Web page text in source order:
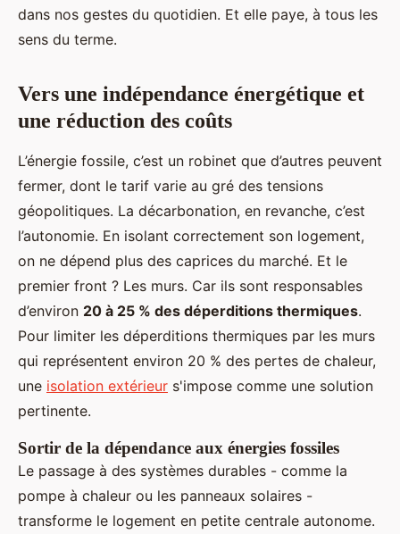
dans nos gestes du quotidien. Et elle paye, à tous les
sens du terme.
Vers une indépendance énergétique et
une réduction des coûts
L’énergie fossile, c’est un robinet que d’autres peuvent
fermer, dont le tarif varie au gré des tensions
géopolitiques. La décarbonation, en revanche, c’est
l’autonomie. En isolant correctement son logement,
on ne dépend plus des caprices du marché. Et le
premier front ? Les murs. Car ils sont responsables
d’environ 20 à 25 % des déperditions thermiques.
Pour limiter les déperditions thermiques par les murs
qui représentent environ 20 % des pertes de chaleur,
une isolation extérieur s'impose comme une solution
pertinente.
Sortir de la dépendance aux énergies fossiles
Le passage à des systèmes durables - comme la
pompe à chaleur ou les panneaux solaires -
transforme le logement en petite centrale autonome.